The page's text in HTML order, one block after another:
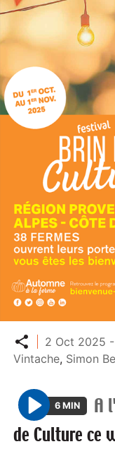
Partager
2 Oct 2025
Vintache, Simon
P
l
6 MIN A
de Culture ce